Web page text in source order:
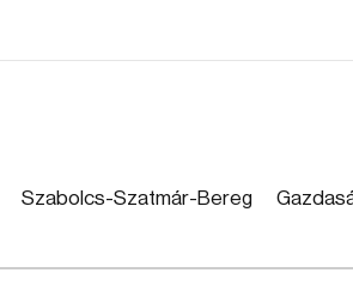
Szabolcs-Szatmár-Bereg